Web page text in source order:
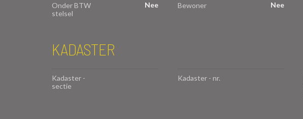
Onder BTW
stelsel
Nee Bewoner Nee
KADASTER
Kadaster -
sectie
Kadaster - nr.